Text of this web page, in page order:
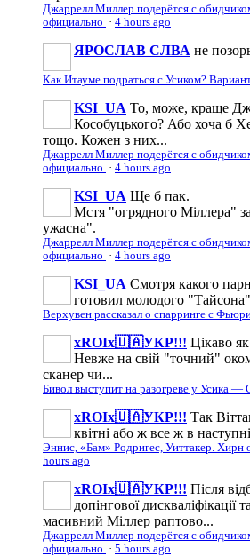
Джаррелл Миллер подерётся с
официально · 4 hours ago
ЯРОСЛАВ СЛВА не
Как Итауме подраться с Усиком?
KSI_UA То, може, краще
Кособуцького? Або хоча б
тощо. Кожен з них...
Джаррелл Миллер подерётся с
официально · 4 hours ago
KSI_UA Ще б пак.
Мстя "огрядного Міллера"
ужасна".
Джаррелл Миллер подерётся с
официально · 4 hours ago
KSI_UA Смотря какого
готовил молодого
Верхувен рассказал о спарринге с
xROIx🇺🇦УКР!!! Цікаво
Невже на свій "точний"
сканер чи...
Бивол выступит на разогреве у Усика
xROIx🇺🇦УКР!!! Так
квітні або ж все ж в
Эннис, «Бам» Родригес, Уиттакер. Хирн
hours ago
xROIx🇺🇦УКР!!! Після
допінгової дискваліфікації
масивний Міллер раптово...
Джаррелл Миллер подерётся с
официально · 5 hours ago